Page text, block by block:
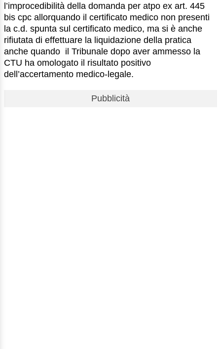
l’improcedibilità della domanda per atpo ex art. 445
bis cpc allorquando il certificato medico non presenti
la c.d. spunta sul certificato medico, ma si è anche
rifiutata di effettuare la liquidazione della pratica
anche quando il Tribunale dopo aver ammesso la
CTU ha omologato il risultato positivo
dell’accertamento medico-legale.
Pubblicità